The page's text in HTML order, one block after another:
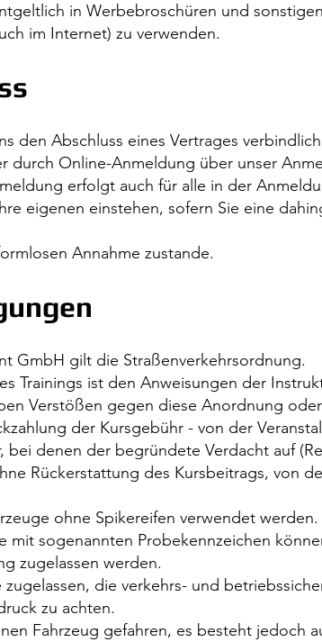
in Werbebroschüren und
im Internet) zu verwenden.
den Abschluss eines Vertrages
durch Online-Anmeldung über unser
erfolgt auch für alle in der
eigenen einstehen, sofern Sie eine
Annahme zustande.
GmbH gilt die Straßenverkehrsordnung.
Trainings ist den Anweisungen der
Verstößen gegen diese Anordnung
der Kursgebühr - von der
bei denen der begründete Verdacht auf
Rückerstattung des Kursbeitrags, von
ohne Spikereifen verwendet
mit sogenannten Probekennzeichen
zugelassen werden.
zugelassen, die verkehrs- und
zu achten.
Fahrzeug gefahren, es besteht jedoch